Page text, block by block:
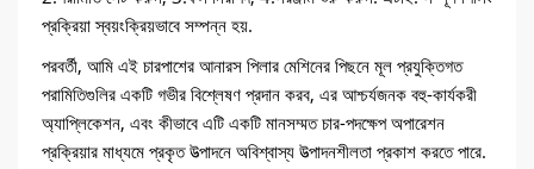
প্রক্রিয়া স্বয়ংক্রিয়ভাবে সম্পন্ন হয়.
পরবর্তী, আমি এই চারপাশের আনারস পিলার মেশিনের পিছনে মূল প্রযুক্তিগত
পরামিতিগুলির একটি গভীর বিশ্লেষণ প্রদান করব, এর আশ্চর্যজনক বহু-কার্যকরী
অ্যাপ্লিকেশন, এবং কীভাবে এটি একটি মানসম্মত চার-পদক্ষেপ অপারেশন
প্রক্রিয়ার মাধ্যমে প্রকৃত উত্পাদনে অবিশ্বাস্য উত্পাদনশীলতা প্রকাশ করতে পারে.